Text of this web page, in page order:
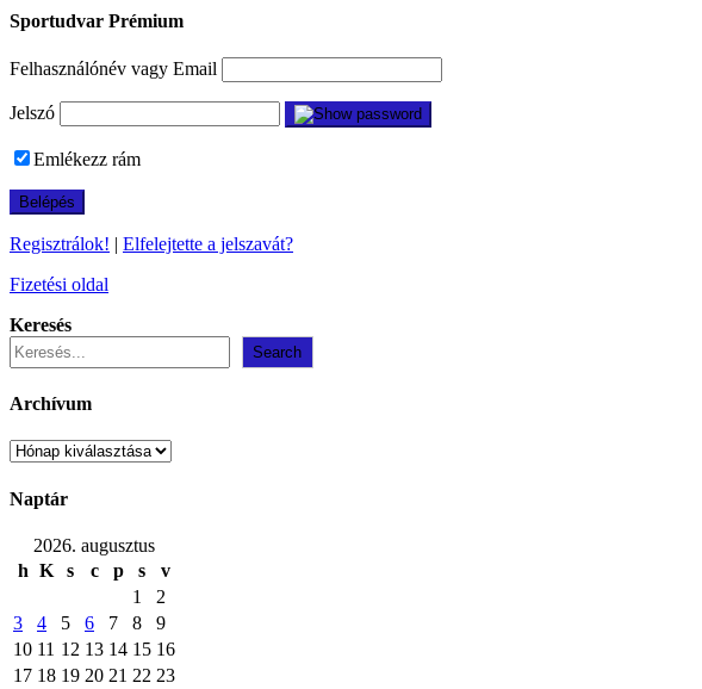
navigáció
Sportudvar Prémium
Felhasználónév vagy Email
Jelszó
Emlékezz rám
Regisztrálok! | Elfelejtette a jelszavát?
Fizetési oldal
Keresés
Search
Archívum
Archívum
Naptár
2026. augusztus
h K s c p s
v
1
2
3
4 5 6 7 8
9
10 11 12 13 14 15 16
17 18 19 20 21 22 23